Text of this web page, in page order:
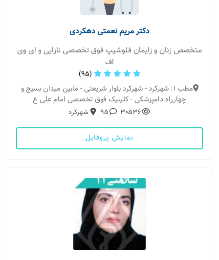
دکتر مریم نعمتی دهکردی
متخصص زنان و زایمان فلوشیپ فوق تخصصی نازایی و ای وی
اف
(95)
مطب 1: شهرکرد - شهرکرد بلوار شریعتی - مابین میدان بسیج و
چهارراه دامپزشکی - کلینیک فوق تخصصی امام علی ع
30536
95 شهرکرد
نمایش پروفایل